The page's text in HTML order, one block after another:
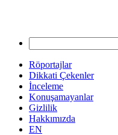
Röportajlar
Dikkati Çekenler
İnceleme
Konuşamayanlar
Gizlilik
Hakkımızda
EN